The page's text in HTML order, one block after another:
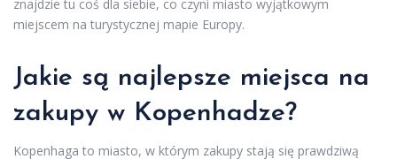
znajdzie tu coś dla siebie, co czyni miasto wyjątkowym
miejscem na turystycznej mapie Europy.
Jakie są najlepsze miejsca na
zakupy w Kopenhadze?
Kopenhaga to miasto, w którym zakupy stają się prawdziwą